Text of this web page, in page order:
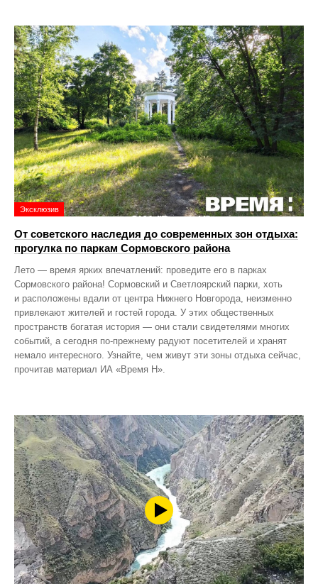
Эксклюзив
От советского наследия до современных зон отдыха:
прогулка по паркам Сормовского района
Лето — время ярких впечатлений: проведите его в парках
Сормовского района! Сормовский и Светлоярский парки, хоть
и расположены вдали от центра Нижнего Новгорода, неизменно
привлекают жителей и гостей города. У этих общественных
пространств богатая история — они стали свидетелями многих
событий, а сегодня по‑прежнему радуют посетителей и хранят
немало интересного. Узнайте, чем живут эти зоны отдыха сейчас,
прочитав материал ИА «Время Н».